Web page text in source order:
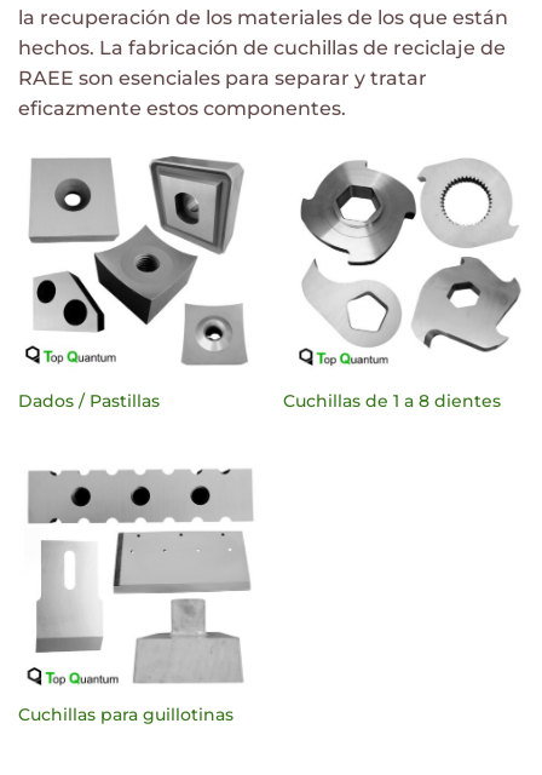
la recuperación de los materiales de los que están
hechos. La fabricación de cuchillas de reciclaje de
RAEE son esenciales para separar y tratar
eficazmente estos componentes.
Dados / Pastillas Cuchillas de 1 a 8 dientes
Cuchillas para guillotinas